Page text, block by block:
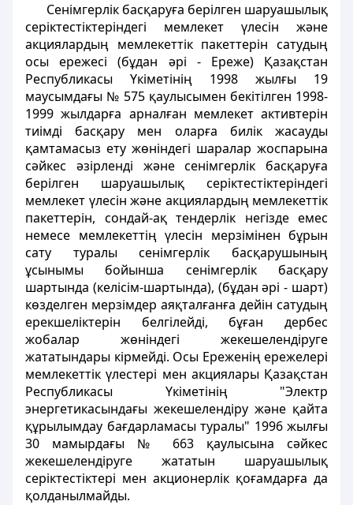
Сенімгерлік басқаруға берілген шаруашылық
серіктестіктеріндегі мемлекет үлесін және
акциялардың мемлекеттік пакеттерін сатудың
осы ережесі (бұдан әрі - Ереже) Қазақстан
Республикасы Үкіметінің 1998 жылғы 19
маусымдағы № 575 қаулысымен бекітілген 1998-
1999 жылдарға арналған мемлекет активтерін
тиімді басқару мен оларға билік жасауды
қамтамасыз ету жөніндегі шаралар жоспарына
сәйкес әзірленді және сенімгерлік басқаруға
берілген шаруашылық серіктестіктеріндегі
мемлекет үлесін және акциялардың мемлекеттік
пакеттерін, сондай-ақ тендерлік негізде емес
немесе мемлекеттің үлесін мерзімінен бұрын
сату туралы сенімгерлік басқарушының
ұсынымы бойынша сенімгерлік басқару
шартында (келісім-шартында), (бұдан әрі - шарт)
көзделген мерзімдер аяқталғанға дейін сатудың
ерекшеліктерін белгілейді, бұған дербес
жобалар жөніндегі жекешелендіруге
жататындары кірмейді. Осы Ереженің ережелері
мемлекеттік үлестері мен акциялары Қазақстан
Республикасы Үкіметінің "Электр
энергетикасындағы жекешелендіру және қайта
құрылымдау бағдарламасы туралы" 1996 жылғы
30 мамырдағы № 663 қаулысына сәйкес
жекешелендіруге жататын шаруашылық
серіктестіктері мен акционерлік қоғамдарға да
қолданылмайды.